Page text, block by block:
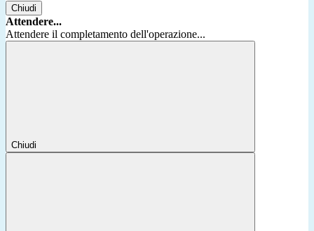
Chiudi
Attendere...
Attendere il completamento dell'operazione...
Chiudi